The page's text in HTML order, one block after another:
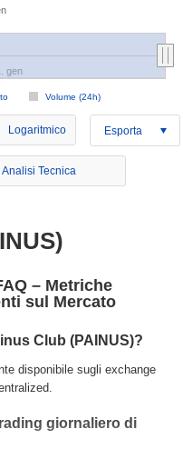
Volume (24h)
gen
Logaritmico Esporta
Analisi Tecnica
– Metriche
sul Mercato
Club (PAINUS)?
disponibile sugli exchange
giornaliero di